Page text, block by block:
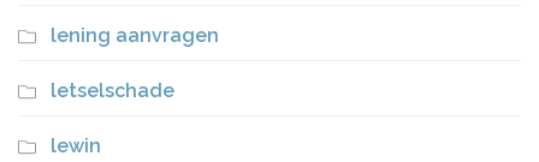
lening aanvragen
letselschade
lewin